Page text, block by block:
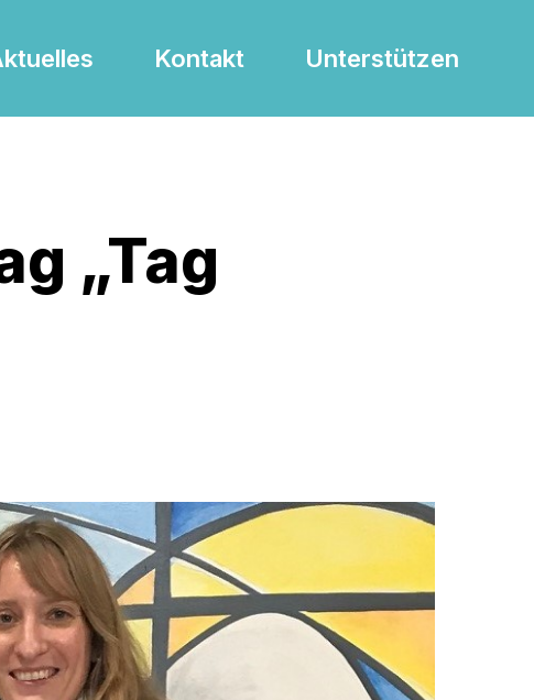
Kontakt Unterstützen
„Tag